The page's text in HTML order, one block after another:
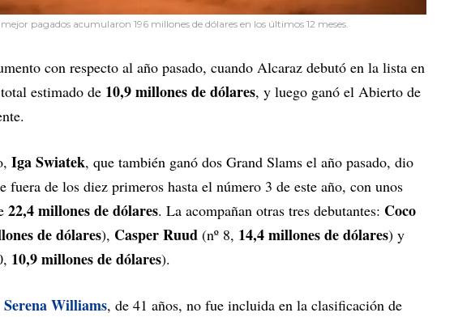
pagados acumularon 196 millones de dólares en los últimos 12 meses.
con respecto al año pasado, cuando Alcaraz debutó en la lista en
estimado de 10,9 millones de dólares, y luego ganó el Abierto de
Iga Swiatek, que también ganó dos Grand Slams el año pasado, dio
fuera de los diez primeros hasta el número 3 de este año, con unos
22,4 millones de dólares. La acompañan otras tres debutantes: Coco
de dólares), Casper Ruud (nº 8, 14,4 millones de dólares) y
10,9 millones de dólares).
Serena Williams, de 41 años, no fue incluida en la clasificación de